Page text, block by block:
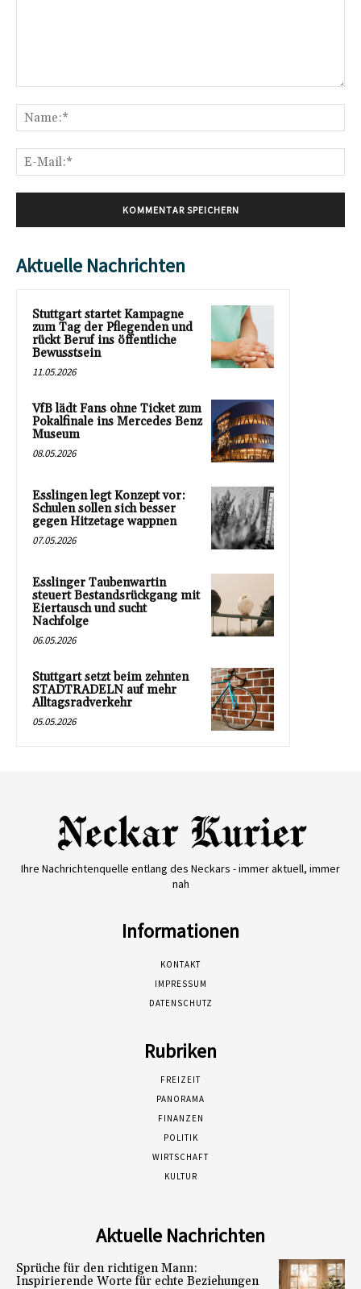
Aktuelle Nachrichten
Stuttgart startet Kampagne
zum Tag der Pflegenden und
rückt Beruf ins öffentliche
Bewusstsein
11.05.2026
VfB lädt Fans ohne Ticket zum
Pokalfinale ins Mercedes Benz
Museum
08.05.2026
Esslingen legt Konzept vor:
Schulen sollen sich besser
gegen Hitzetage wappnen
07.05.2026
Esslinger Taubenwartin
steuert Bestandsrückgang mit
Eiertausch und sucht
Nachfolge
06.05.2026
Stuttgart setzt beim zehnten
STADTRADELN auf mehr
Alltagsradverkehr
05.05.2026
Ihre Nachrichtenquelle entlang des Neckars - immer aktuell, immer
nah
Informationen
KONTAKT
IMPRESSUM
DATENSCHUTZ
Rubriken
FREIZEIT
PANORAMA
FINANZEN
POLITIK
WIRTSCHAFT
KULTUR
Aktuelle Nachrichten
Sprüche für den richtigen Mann:
Inspirierende Worte für echte Beziehungen